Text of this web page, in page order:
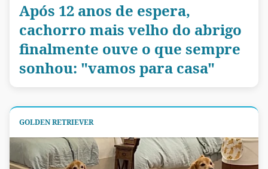
Após 12 anos de espera,
cachorro mais velho do abrigo
finalmente ouve o que sempre
sonhou: "vamos para casa"
GOLDEN RETRIEVER